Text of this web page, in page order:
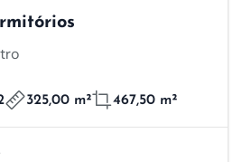
325,00 m² 467,50 m²
a sua
e tecnologias de